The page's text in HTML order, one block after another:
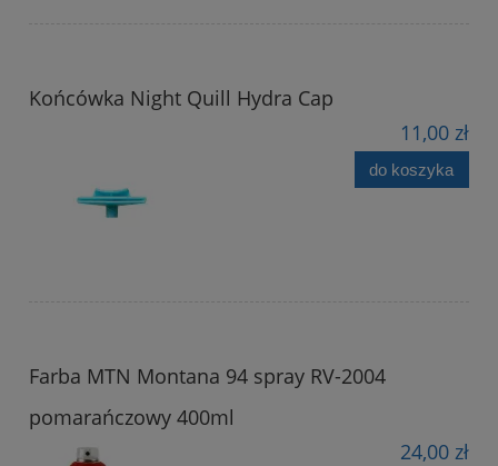
Końcówka Night Quill Hydra Cap
11,00 zł
do koszyka
Farba MTN Montana 94 spray RV-2004
pomarańczowy 400ml
24,00 zł